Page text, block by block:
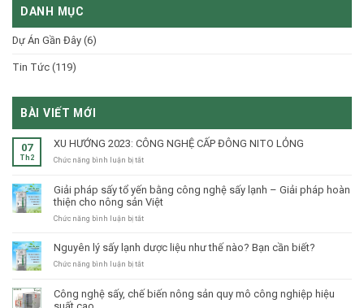
DANH MỤC
Dự Án Gần Đây (6)
Tin Tức (119)
BÀI VIẾT MỚI
07
Th2
XU HƯỚNG 2023: CÔNG NGHỆ CẤP ĐÔNG NITO LỎNG
Chức năng bình luận bị tắtở
2023:
CÔNG
NGHỆ
NITO
LỎNG
Giải pháp sấy tổ yến bằng công nghệ sấy lạnh – Giải pháp hoàn
thiện cho nông sản Việt
Chức năng bình luận bị tắtở
sấy
tổ
công
Nguyên lý sấy lạnh dược liệu như thế nào? Bạn cần biết?
Chức năng bình luận bị tắtở
sấy
Công nghệ sấy, chế biến nông sản quy mô công nghiệp hiệu